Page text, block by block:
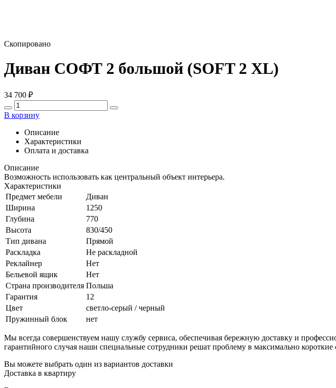
Скопировано
Диван СОФТ 2 большой (SOFT 2 XL)
34 700 ₽
В корзину
Описание
Характеристики
Оплата и доставка
Описание
Возможность использовать как центральный объект интерьера.
Характеристики
Предмет мебели
Диван
Ширина
1250
Глубина
770
Высота
830/450
Тип дивана
Прямой
Раскладка
Не раскладной
Реклайнер
Нет
Бельевой ящик
Нет
Страна производителя Польша
Гарантия
12
Цвет
светло-серый / черный
Пружинный блок
нет
Мы всегда совершенствуем нашу службу сервиса, обеспечивая бережную доставку и
гарантийного случая наши специальные сотрудники решат проблему в максимально короткие
Вы можете выбрать один из вариантов доставки
Доставка в квартиру